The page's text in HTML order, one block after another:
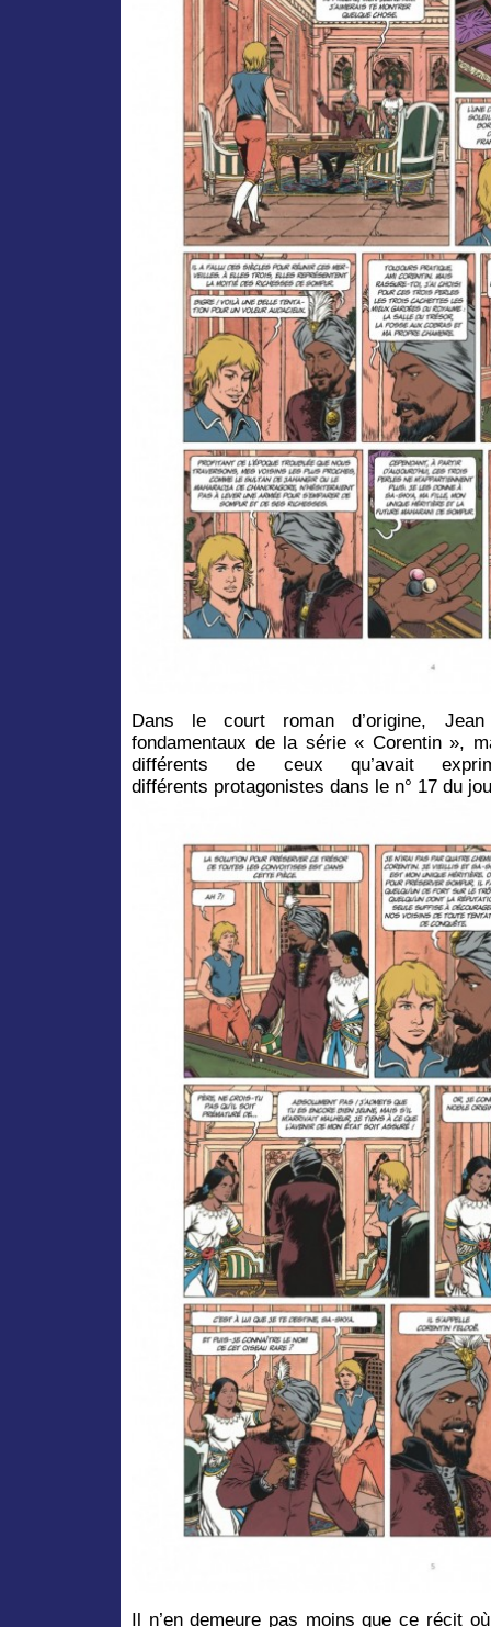
Dans le court roman d’origine,
fondamentaux de la série « Corentin »,
différents de ceux qu’avait
différents protagonistes dans le n° 17 du
Il n’en demeure pas moins que ce récit